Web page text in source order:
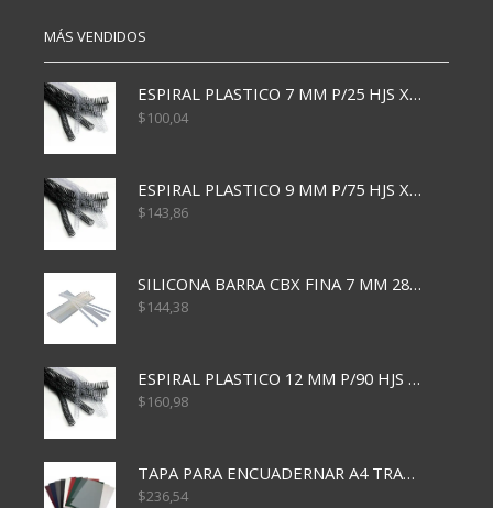
MÁS VENDIDOS
ESPIRAL PLASTICO 7 MM P/25 HJS X50x3000
$100,04
ESPIRAL PLASTICO 9 MM P/75 HJS X50X2400
$143,86
SILICONA BARRA CBX FINA 7 MM 28 CM
$144,38
ESPIRAL PLASTICO 12 MM P/90 HJS X50X1500
$160,98
TAPA PARA ENCUADERNAR A4 TRANSP x50x500
$236,54